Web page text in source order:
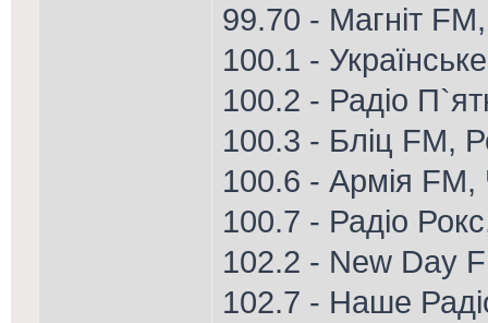
99.70 - Магніт
100.1 -
100.2 - Радіо
100.3 - Бліц FM,
100.6 - Армія FM,
100.7 - Радіо
102.2 - New Day
102.7 - Наше